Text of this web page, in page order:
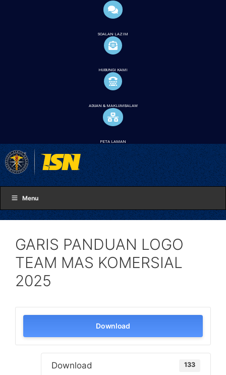
SOALAN LAZIM
HUBUNGI KAMI
ADUAN & MAKLUMBALAW
PETA LAMAN
Menu
GARIS PANDUAN LOGO
TEAM MAS KOMERSIAL
2025
Download
Download 133